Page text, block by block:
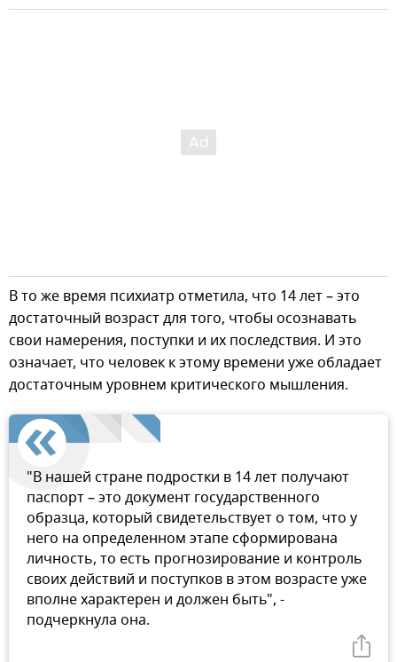
В то же время психиатр отметила, что 14 лет – это
достаточный возраст для того, чтобы осознавать
свои намерения, поступки и их последствия. И это
означает, что человек к этому времени уже обладает
достаточным уровнем критического мышления.
"В нашей стране подростки в 14 лет получают
паспорт – это документ государственного
образца, который свидетельствует о том, что у
него на определенном этапе сформирована
личность, то есть прогнозирование и контроль
своих действий и поступков в этом возрасте уже
вполне характерен и должен быть", -
подчеркнула она.